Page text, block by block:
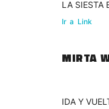
LA SIESTA
Ir a Link
MIRTA
IDA Y